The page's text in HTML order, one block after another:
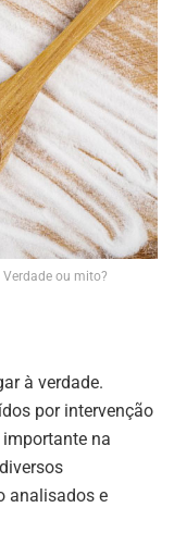
ou mito?
à verdade.
por intervenção
na
analisados e